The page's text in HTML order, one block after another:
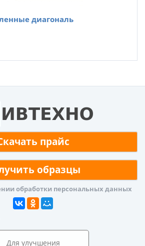
диагональ
прайс
образцы
обработки персональных данных
Для улучшения